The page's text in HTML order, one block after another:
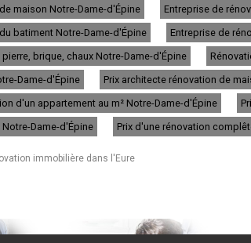
- Entreprise de
- Entreprise de
- Entreprise de
- Entreprise de
- Entreprise de
- Entreprise de
- Entreprise de rénovation
- Entreprise de
- Entreprise de rénovation
- Entreprise de
- Entreprise de
- Entreprise de
maison Notre-Dame-d'Épine
Entreprise de
batiment Notre-Dame-d'Épine
Entreprise de
brique, chaux Notre-Dame-d'Épine
Dame-d'Épine
Prix architecte rénovation de
d'un appartement au m² Notre-Dame-d'Épine
Dame-d'Épine
Prix d'une rénovation
immobilière dans l'Eure